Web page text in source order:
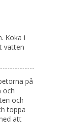
Koka i
vatten
på
och
och
toppa
att